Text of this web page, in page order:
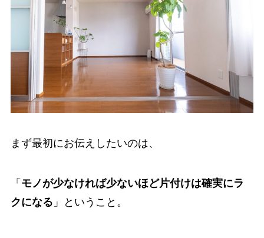
まず最初にお伝えしたいのは、
「 モノが少なければ少ないほど片付けは確実にラ
クになる 」ということ。